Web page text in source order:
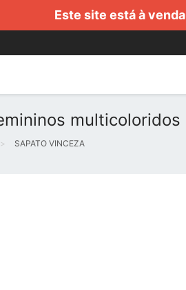
Este site está à
multicoloridos
SAPATO VINCEZA